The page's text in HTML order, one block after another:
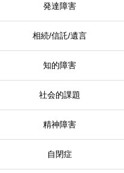
発達障害
相続/信託/遺言
知的障害
社会的課題
精神障害
自閉症